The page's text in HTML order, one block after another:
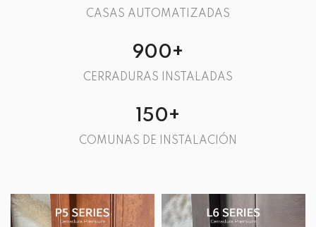
CASAS AUTOMATIZADAS
900+
CERRADURAS INSTALADAS
150+
COMUNAS DE INSTALACIÓN